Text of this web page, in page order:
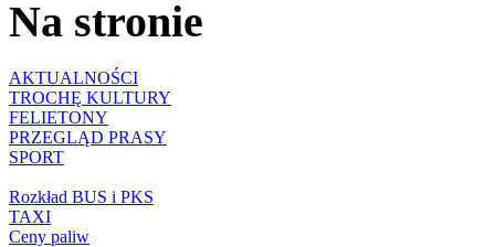
Na stronie
AKTUALNOŚCI
TROCHĘ KULTURY
FELIETONY
PRZEGLĄD PRASY
SPORT
Rozkład BUS i PKS
TAXI
Ceny paliw